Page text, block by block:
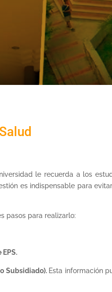
le recuerda a los
es indispensable para
pasos para realizarlo:
Subsidiado). Esta información